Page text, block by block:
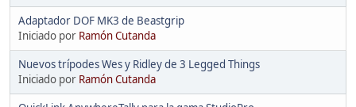
Adaptador DOF MK3 de Beastgrip
Iniciado por Ramón Cutanda
Nuevos trípodes Wes y Ridley de 3 Legged Things
Iniciado por Ramón Cutanda